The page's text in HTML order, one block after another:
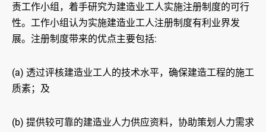
责工作小组，着手研究为建造业工人实施注册制度的可行
性。工作小组认为实施建造业工人注册制度有利业界发
展。注册制度带来的优点主要包括:
(a) 透过评核建造业工人的技术水平，确保建造工程的施工
质素；及
(b) 提供较可靠的建造业人力供应资料，协助策划人力需求